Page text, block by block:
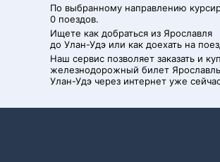
По выбранному направлению
0 поездов.
Ищете как добраться из Ярославля
до Улан-Удэ или как доехать на
Наш сервис позволяет заказать и
железнодорожный билет Ярославль
Улан-Удэ через интернет уже